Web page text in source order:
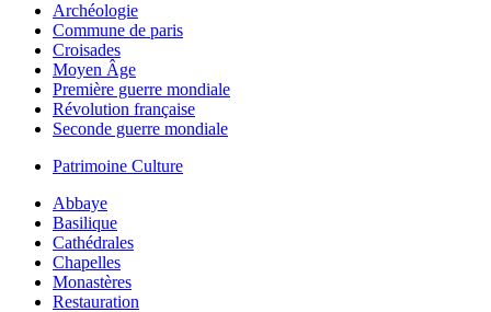
Archéologie
Commune de paris
Croisades
Moyen Âge
Première guerre mondiale
Révolution française
Seconde guerre mondiale
Patrimoine Culture
Abbaye
Basilique
Cathédrales
Chapelles
Monastères
Restauration